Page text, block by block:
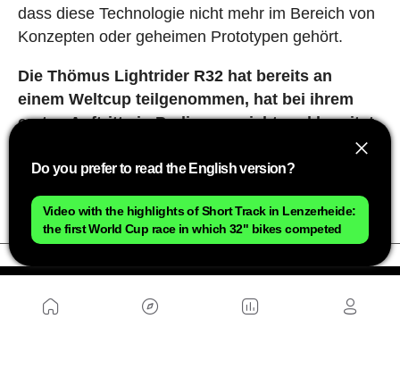
dass diese Technologie nicht mehr im Bereich von
Konzepten oder geheimen Prototypen gehört.
Die Thömus Lightrider R32 hat bereits an
einem Weltcup teilgenommen, hat bei ihrem
ersten Auftritt ein Podium erreicht und bereitet
Anfangsserie von 50 Einheiten auf den Markt
zu kommen.
Do you prefer to read the English version?
Video with the highlights of Short Track in Lenzerheide:
the first World Cup race in which 32" bikes competed